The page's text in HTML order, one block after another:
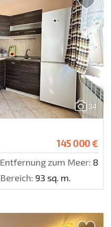
34
145 000 €
Entfernung zum Meer: 800
Bereich: 93 sq. m.